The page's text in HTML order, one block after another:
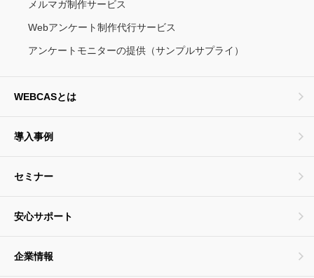
メルマガ制作サービス
Webアンケート制作代行サービス
アンケートモニターの提供（サンプルサプライ）
WEBCASとは
導入事例
セミナー
安心サポート
企業情報